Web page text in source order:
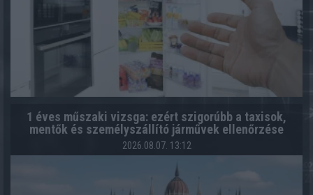
1 éves műszaki vizsga: ezért szigorúbb a taxisok,
mentők és személyszállító járművek ellenőrzése
2026.08.07. 13:12